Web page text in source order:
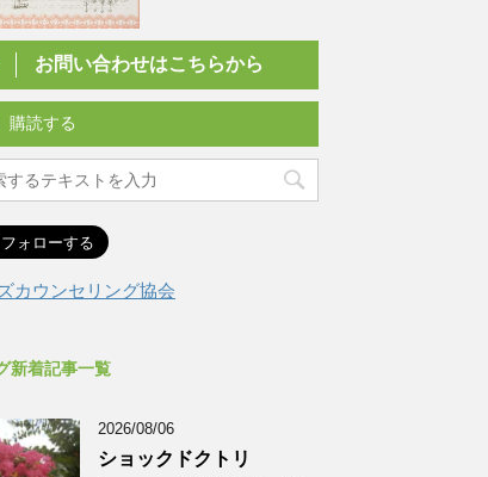
お問い合わせはこちらから
購読する
カウンセリング協会
新着記事一覧
2026/08/06
ショックドクトリ